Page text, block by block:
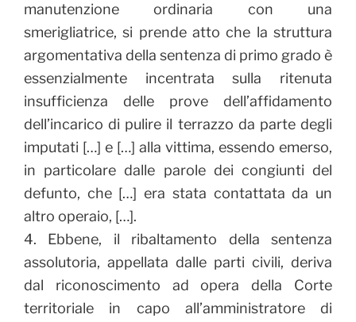
manutenzione ordinaria con una
smerigliatrice, si prende atto che la struttura
argomentativa della sentenza di primo grado è
essenzialmente incentrata sulla ritenuta
insufficienza delle prove dell’affidamento
dell’incarico di pulire il terrazzo da parte degli
imputati […] e […] alla vittima, essendo emerso,
in particolare dalle parole dei congiunti del
defunto, che […] era stata contattata da un
altro operaio, […].
4. Ebbene, il ribaltamento della sentenza
assolutoria, appellata dalle parti civili, deriva
dal riconoscimento ad opera della Corte
territoriale in capo all’amministratore di